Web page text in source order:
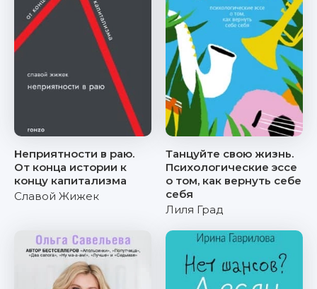
Неприятности в раю.
От конца истории к
концу капитализма
Славой Жижек
Танцуйте свою жизнь.
Психологические эссе
о том, как вернуть себе
себя
Лиля Град